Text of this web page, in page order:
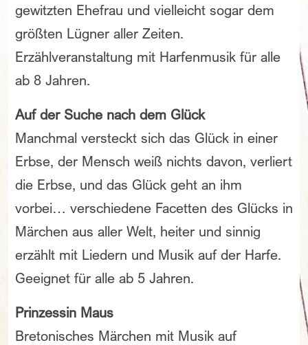
gewitzten Ehefrau und vielleicht sogar dem
größten Lügner aller Zeiten.
Erzählveranstaltung mit Harfenmusik für alle
ab 8 Jahren.
Auf der Suche nach dem Glück
Manchmal versteckt sich das Glück in einer
Erbse, der Mensch weiß nichts davon, verliert
die Erbse, und das Glück geht an ihm
vorbei… verschiedene Facetten des Glücks in
Märchen aus aller Welt, heiter und sinnig
erzählt mit Liedern und Musik auf der Harfe.
Geeignet für alle ab 5 Jahren.
Prinzessin Maus
Bretonisches Märchen mit Musik auf